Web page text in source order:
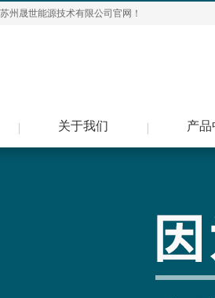
州晟世能源技术有限公司官网！
关于我们 产品